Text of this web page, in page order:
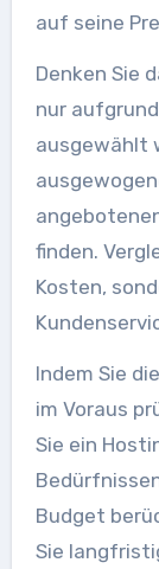
auf seine
Denken Sie
nur
ausgewählt
finden.
Kosten,
Indem Sie
im Voraus
Sie ein
Budget
Sie